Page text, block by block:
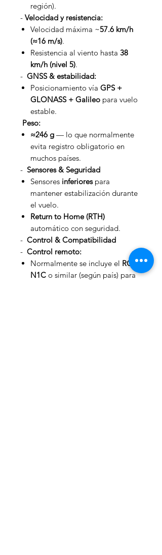
región).
- Velocidad y resistencia:
Velocidad máxima ~57.6 km/h
(≈16 m/s).
Resistencia al viento hasta 38
km/h (nivel 5).
- GNSS & estabilidad:
Posicionamiento vía GPS +
GLONASS + Galileo para vuelo
estable.
Peso:
≈246 g — lo que normalmente
evita registro obligatorio en
muchos países.
- Sensores & Seguridad
Sensores inferiorespara
mantener estabilización durante
el vuelo.
Return to Home (RTH)
automático con seguridad.
- Control & Compatibilidad
- Control remoto:
Normalmente se incluye el RC-
N1C o similar (según país) para